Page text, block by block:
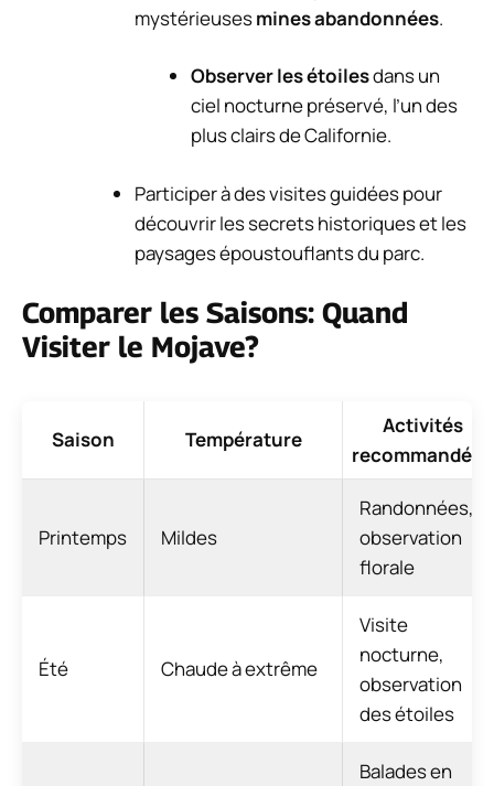
mystérieusesmines abandonnées.
Observer les étoilesdans un
ciel nocturne préservé, l’un des
plus clairs de Californie.
Participer à des visites guidées pour
découvrir les secrets historiques et les
paysages époustouflants du parc.
Comparer les Saisons: Quand
Visiter le Mojave?
Saison Température
Activités
recommandées
Printemps Mildes
Randonnées,
observation
florale
Été Chaude à extrême
Visite
nocturne,
observation
des étoiles
Balades en